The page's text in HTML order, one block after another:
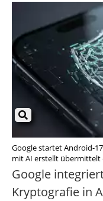
Google startet Android-
mit AI erstellt übermittelt
Google
Kryptografie in